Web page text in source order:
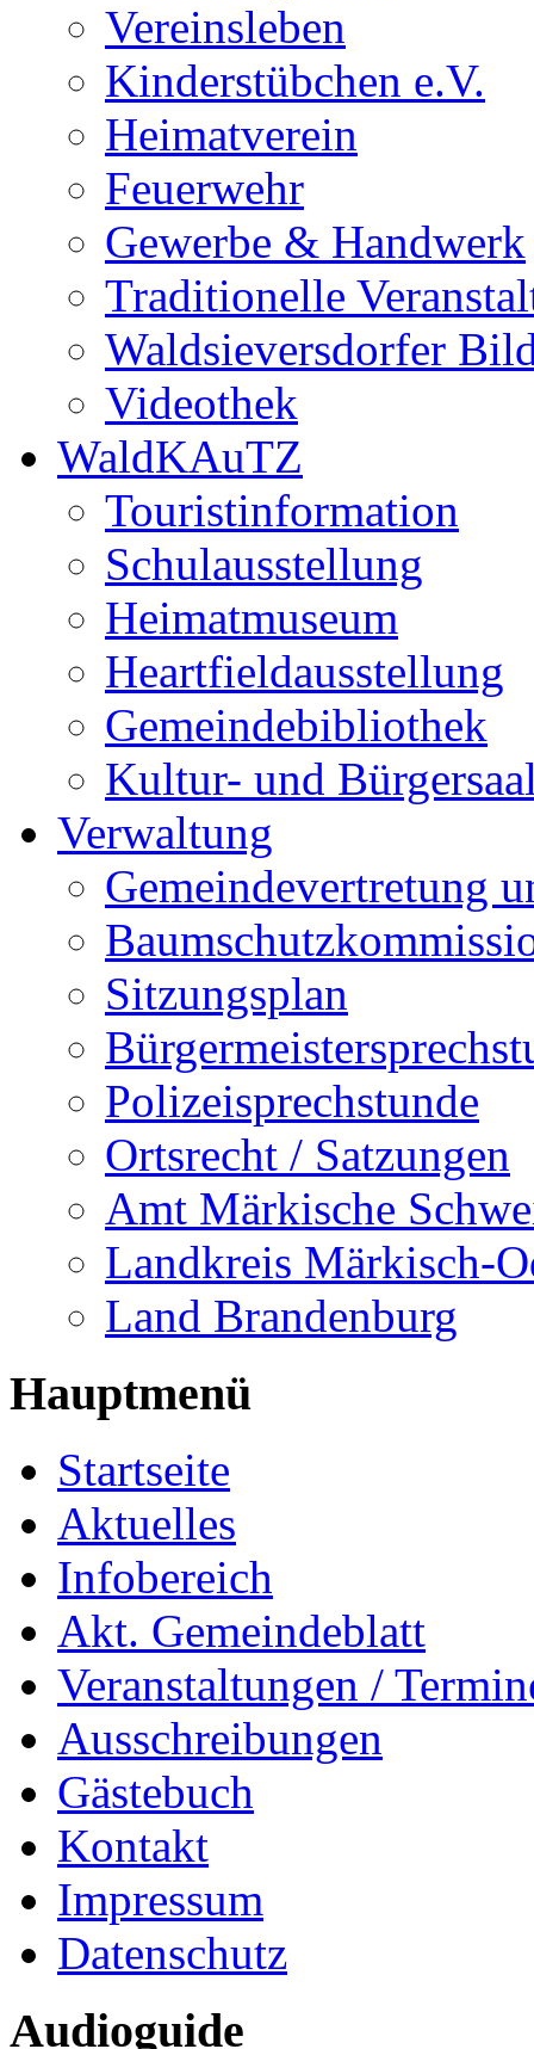
Vereinsleben
Kinderstübchen e.V.
Heimatverein
Feuerwehr
Gewerbe & Handwerk
Traditionelle
Waldsieversdorfer
Videothek
WaldKAuTZ
Touristinformation
Schulausstellung
Heimatmuseum
Heartfieldausstellung
Gemeindebibliothek
Kultur- und
Verwaltung
Gemeindevertretung
Sitzungsplan
Polizeisprechstunde
Ortsrecht / Satzungen
Amt Märkische
Landkreis Märkisch-
Land Brandenburg
Hauptmenü
Startseite
Aktuelles
Infobereich
Akt. Gemeindeblatt
Veranstaltungen /
Ausschreibungen
Gästebuch
Kontakt
Impressum
Datenschutz
Audioguide